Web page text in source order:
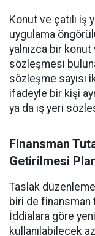
Konut ve çatılı iş
uygulama
yalnızca bir konut
sözleşmesi
sözleşme sayısı
ifadeyle bir kişi
ya da iş yeri
Finansman
Getirilmesi
Taslak
biri de finansman
İddialara göre
kullanılabilecek